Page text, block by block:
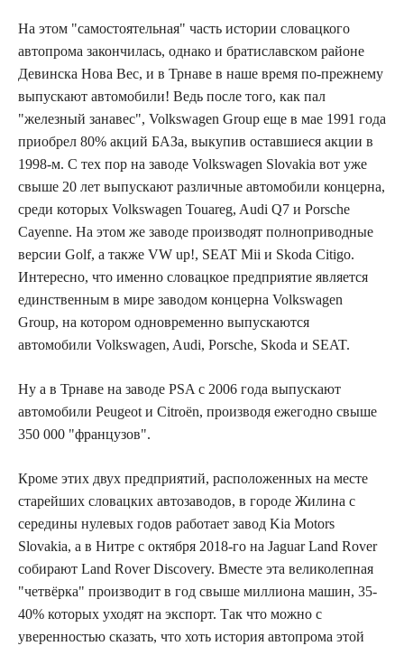
На этом "самостоятельная" часть истории словацкого
автопрома закончилась, однако и братиславском районе
Девинска Нова Вес, и в Трнаве в наше время по-прежнему
выпускают автомобили! Ведь после того, как пал
"железный занавес", Volkswagen Group еще в мае 1991 года
приобрел 80% акций БАЗа, выкупив оставшиеся акции в
1998-м. С тех пор на заводе Volkswagen Slovakia вот уже
свыше 20 лет выпускают различные автомобили концерна,
среди которых Volkswagen Touareg, Audi Q7 и Porsche
Cayenne. На этом же заводе производят полноприводные
версии Golf, а также VW up!, SEAT Mii и Skoda Citigo.
Интересно, что именно словацкое предприятие является
единственным в мире заводом концерна Volkswagen
Group, на котором одновременно выпускаются
автомобили Volkswagen, Audi, Porsche, Skoda и SEAT.
Ну а в Трнаве на заводе PSA с 2006 года выпускают
автомобили Peugeot и Citroën, производя ежегодно свыше
350 000 "французов".
Кроме этих двух предприятий, расположенных на месте
старейших словацких автозаводов, в городе Жилина с
середины нулевых годов работает завод Kia Motors
Slovakia, а в Нитре с октября 2018-го на Jaguar Land Rover
собирают Land Rover Discovery. Вместе эта великолепная
"четвёрка" производит в год свыше миллиона машин, 35-
40% которых уходят на экспорт. Так что можно с
уверенностью сказать, что хоть история автопрома этой